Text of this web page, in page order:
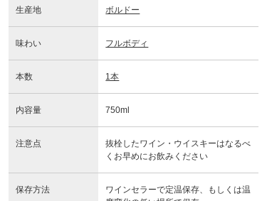
生産地 ボルドー
味わい フルボディ
本数 1本
内容量 750ml
注意点
抜栓したワイン・ウイスキーはなるべ
くお早めにお飲みください
保存方法
ワインセラーで定温保存、もしくは温